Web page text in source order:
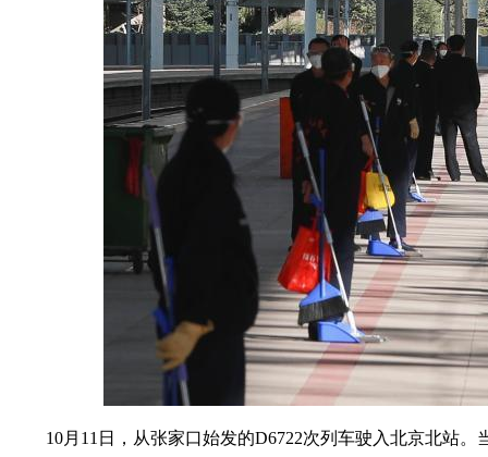
10月11日，从张家口始发的D6722次列车驶入北京北站。